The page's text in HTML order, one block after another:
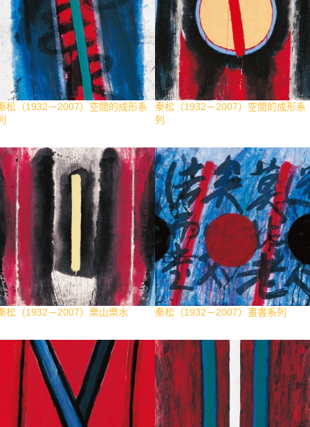
松（1932－2007）空間的成形系
秦松（1932－2007）空間的成形系
列
松（1932－2007）樂山樂水 秦松（1932－2007）畫書系列